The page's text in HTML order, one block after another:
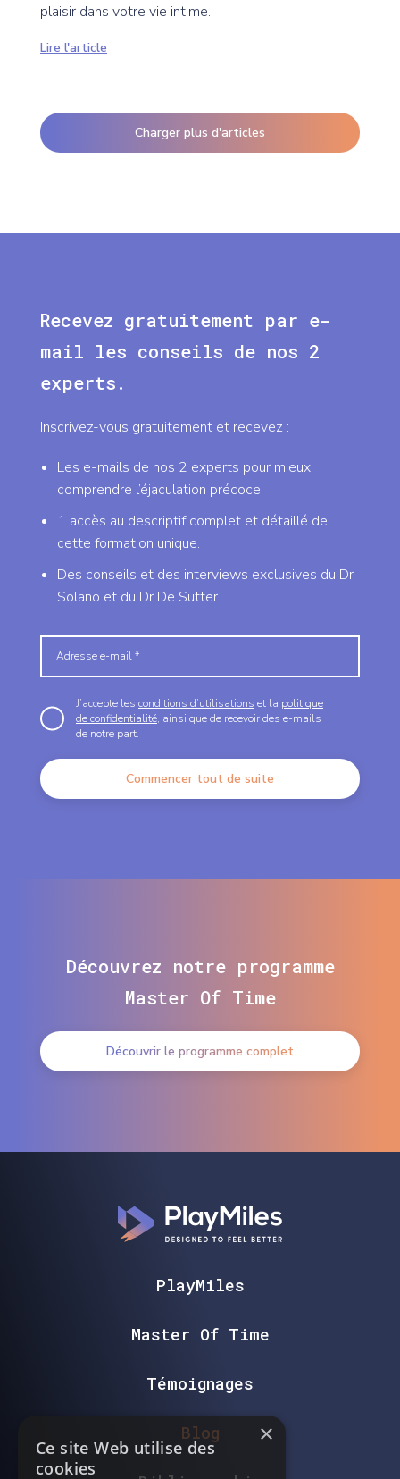
plaisir dans votre vie intime.
Lire l'article
Charger plus d'articles
Recevez gratuitement par e-
mail les conseils de nos 2
experts.
Inscrivez-vous gratuitement et recevez :
Les e-mails de nos 2 experts pour mieux
comprendre l’éjaculation précoce.
1 accès au descriptif complet et détaillé de
cette formation unique.
Des conseils et des interviews exclusives du Dr
Solano et du Dr De Sutter.
J’accepte les conditions d’utilisations et la politique
de confidentialité, ainsi que de recevoir des e-mails
de notre part.
Commencer tout de suite
Découvrez notre programme
Master Of Time
Découvrir le programme complet
PlayMiles
Master Of Time
Témoignages
Blog ×
Ce site Web utilise des
cookies